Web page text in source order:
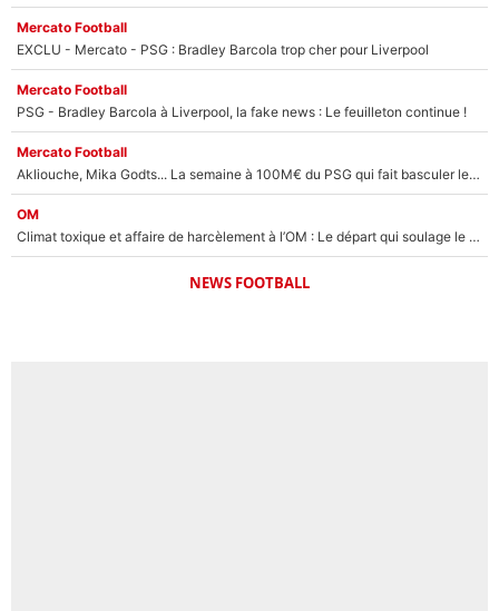
Mercato Football
EXCLU - Mercato - PSG : Bradley Barcola trop cher pour Liverpool
Mercato Football
PSG - Bradley Barcola à Liverpool, la fake news : Le feuilleton continue !
Mercato Football
Akliouche, Mika Godts... La semaine à 100M€ du PSG qui fait basculer le mercato du PSG !
OM
Climat toxique et affaire de harcèlement à l’OM : Le départ qui soulage le vestiaire de Bruno Genesio
NEWS FOOTBALL